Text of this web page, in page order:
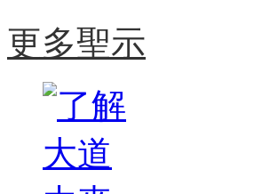
更多聖示